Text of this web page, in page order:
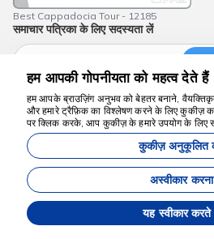
Best Cappadocia Tour - 12185
समाचार पत्रिका के लिए सदस्यता लें
हमारी वेबसाइट पर दिखाए गए सभी मूल्य प्रारंभिक
Commoware एजेंसी
हम आपकी गोपनीयता को महत्व देते हैं
हम आपके ब्राउज़िंग अनुभव को बेहतर बनाने,
और हमारे ट्रैफ़िक का विश्लेषण करने के लिए कुकीज़
पर क्लिक करके, आप कुकीज़ के हमारे उपयोग के लिए
कुकीज़ अनुकूलित
अस्वीकार करना
यह स्वीकार